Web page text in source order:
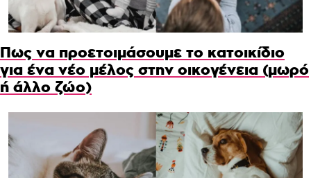
Πως να προετοιμάσουμε το κατοικίδιο
για ένα νέο μέλος στην οικογένεια (μωρό
ή άλλο ζώο)